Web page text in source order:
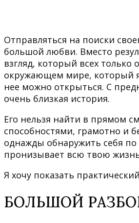
Отправляться на поиски
большой любви. Вместо
взгляд, который всех
окружающем мире, который
нее можно открыться. С
очень близкая история.
Его нельзя найти в прямом
способностями, грамотно и
однажды обнаружить себя по
пронизывает всю твою
Я хочу показать
БОЛЬШОЙ